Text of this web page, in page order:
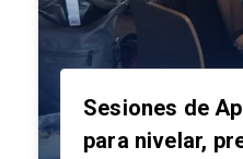
Sesiones de
para nivelar,